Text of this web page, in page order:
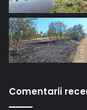
Comentarii